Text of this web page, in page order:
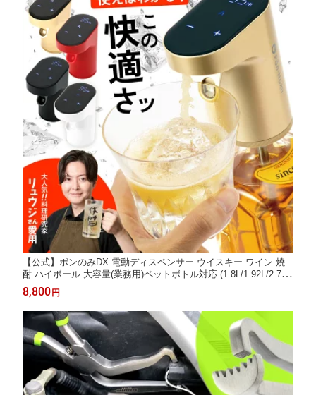
【公式】ポンのみDX 電動ディスペンサー ウイスキー ワイン 焼
酎 ハイボール 大容量(業務用)ペットボトル対応 (1.8L/1.92L/2.7L/
4L/5L) 1000種類以上のボトルや瓶に対応 プロ仕様 ウイスキーポ
ンプ ポンのみ ぽんのみ アルコール お酒 定量 ソーダ割 ポンノミ
8,800円